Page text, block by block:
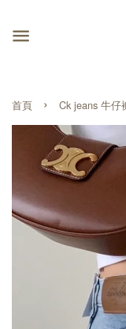
首頁 › Ck jeans 牛仔